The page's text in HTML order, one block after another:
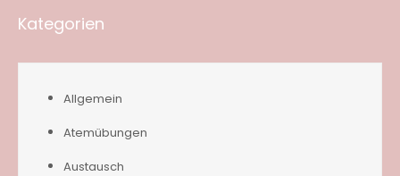
Kategorien
Allgemein
Atemübungen
Austausch